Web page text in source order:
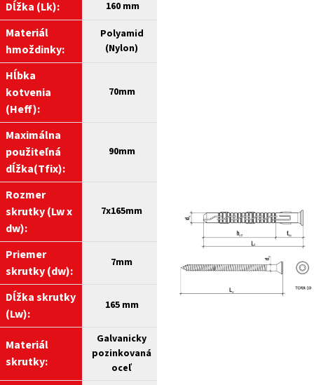
Dĺžka (Lk): 160 mm
Materiál
hmoždinky:
Polyamid
(Nylon)
Hĺbka
kotvenia
(Heff):
70mm
Maximálna
použiteľná
dĺžka(Tfix):
90mm
Rozmer
skrutky (Lw x
dw):
7x165mm
Priemer
skrutky (dw):
7mm
Dĺžka skrutky
(Lw):
165 mm
Materiál
skrutky:
Galvanicky
pozinkovaná
oceľ